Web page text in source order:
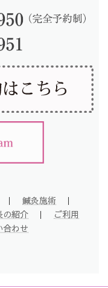
｜ 鍼灸施術 ｜
の紹介 ｜ ご利用
合わせ